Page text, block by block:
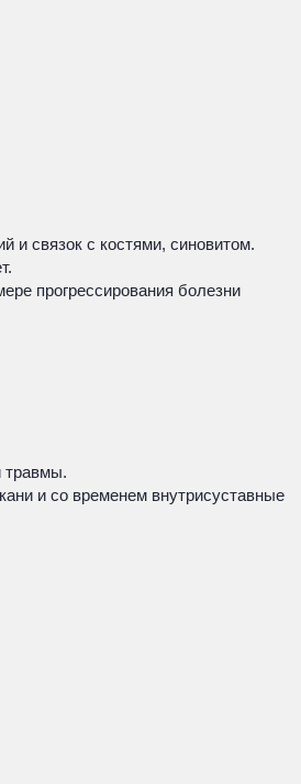
и связок с костями, синовитом.
прогрессирования болезни
травмы.
и со временем внутрисуставные